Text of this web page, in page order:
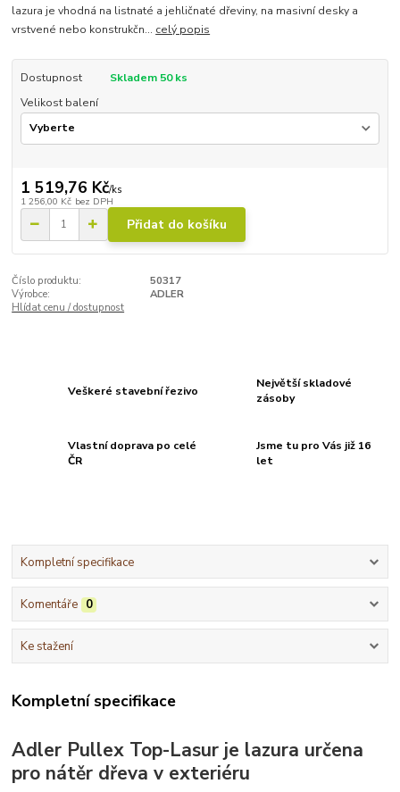
lazura je vhodná na listnaté a jehličnaté dřeviny, na masivní desky a
vrstvené nebo konstrukčn... celý popis
Dostupnost
Skladem 50 ks
Velikost balení
1 519,76 Kč/ks
1 256,00 Kč bez DPH
Přidat do košíku
Číslo produktu:
50317
Výrobce:
ADLER
Hlídat cenu / dostupnost
Veškeré stavební řezivo
Největší skladové
zásoby
Vlastní doprava po celé
ČR
Jsme tu pro Vás již 16
let
Kompletní specifikace
Komentáře 0
Ke stažení
Kompletní specifikace
Adler Pullex Top-Lasur je lazura určena
pro nátěr dřeva v exteriéru